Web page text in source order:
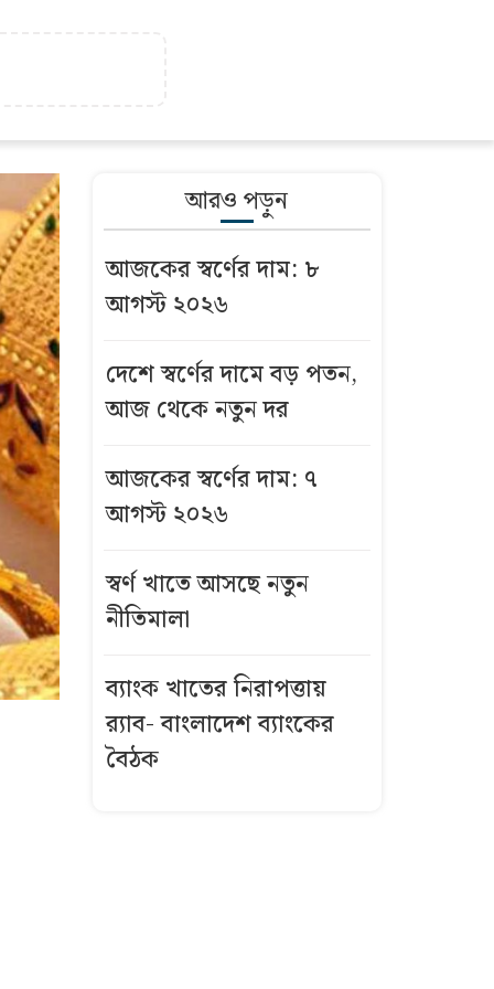
আরও পড়ুন
আজকের স্বর্ণের দাম: ৮
আগস্ট ২০২৬
দেশে স্বর্ণের দামে বড় পতন,
আজ থেকে নতুন দর
আজকের স্বর্ণের দাম: ৭
আগস্ট ২০২৬
স্বর্ণ খাতে আসছে নতুন
নীতিমালা
ব্যাংক খাতের নিরাপত্তায়
র‌্যাব- বাংলাদেশ ব্যাংকের
বৈঠক